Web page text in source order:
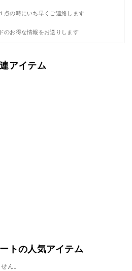
点の時にいち早くご連絡します
のお得な情報をお送りします
アイテム
トの人気アイテム
ん。